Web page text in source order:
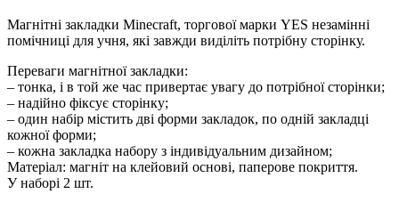
Магнітні закладки Minecraft, торгової марки YES незамінні
помічниці для учня, які завжди виділіть потрібну сторінку.
Переваги магнітної закладки:
– тонка, і в той же час привертає увагу до потрібної сторінки;
– надійно фіксує сторінку;
– один набір містить дві форми закладок, по одній закладці
кожної форми;
– кожна закладка набору з індивідуальним дизайном;
Матеріал: магніт на клейовий основі, паперове покриття.
У наборі 2 шт.